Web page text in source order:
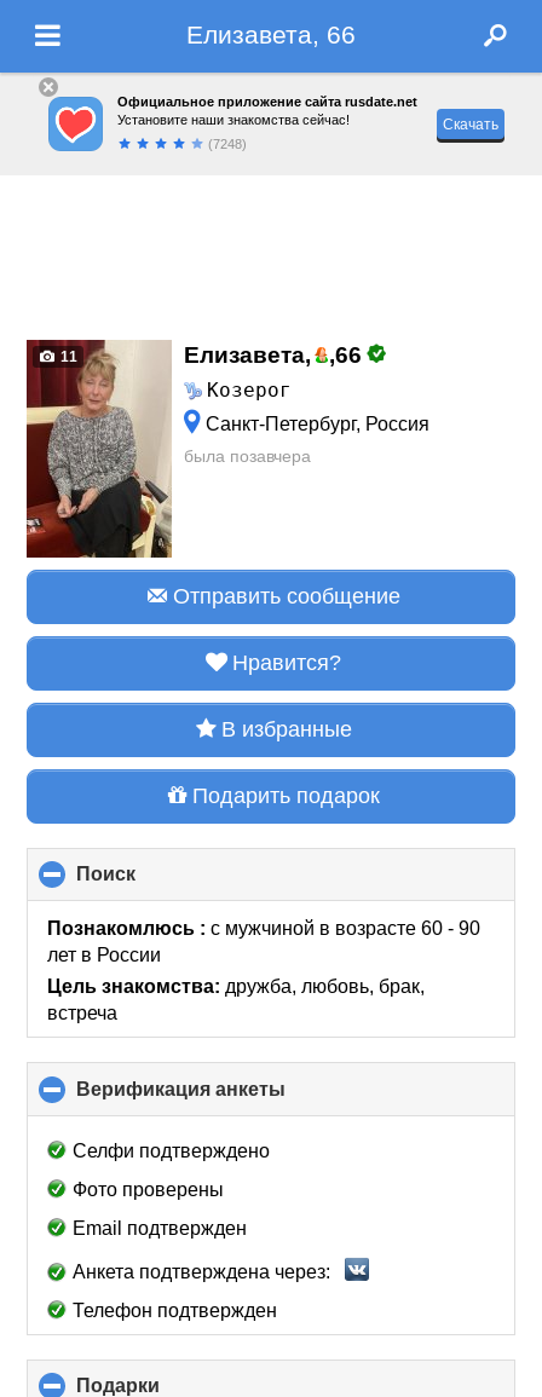
Елизавета, 66
Официальное приложение сайта rusdate.net
Установите наши знакомства сейчас!
(7248)
Скачать
11 Елизавета, ,66
Козерог
Санкт-Петербург, Россия
была позавчера
Отправить сообщение
Нравится?
В избранные
Подарить подарок
Поиск
to
collapse
contents
Познакомлюсь :с мужчиной в возрасте 60 - 90
лет в России
Цель знакомства: дружба, любовь, брак,
встреча
Верификация анкеты
to
Селфи подтверждено
Фото проверены
Email подтвержден
Анкета подтверждена через:
Телефон подтвержден
Подарки